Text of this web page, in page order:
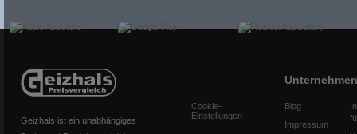
Geizhals ist ein unabhängiges
Cookie-
Einstellungen
Unternehmen
Blog
Impressum